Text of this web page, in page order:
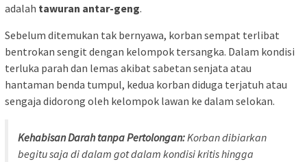
adalah tawuran antar-geng.
Sebelum ditemukan tak bernyawa, korban sempat terlibat
bentrokan sengit dengan kelompok tersangka. Dalam kondisi
terluka parah dan lemas akibat sabetan senjata atau
hantaman benda tumpul, kedua korban diduga terjatuh atau
sengaja didorong oleh kelompok lawan ke dalam selokan.
Kehabisan Darah tanpa Pertolongan:Korban dibiarkan
begitu saja di dalam got dalam kondisi kritis hingga